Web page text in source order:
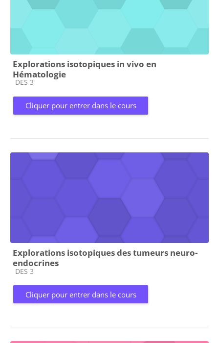
Explorations isotopiques in vivo en
Hématologie
Catégorie de cours
DES 3
Cliquer pour entrer dans le cours
Explorations isotopiques des tumeurs neuro-
endocrines
Catégorie de cours
DES 3
Cliquer pour entrer dans le cours